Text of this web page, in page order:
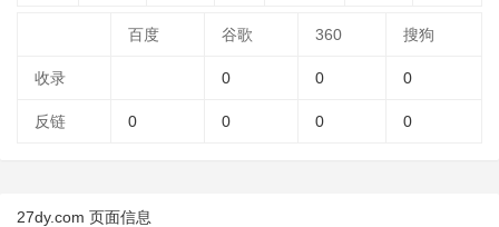
百度 谷歌 360 搜狗
收录 0 0 0
反链 0 0 0 0
27dy.com 页面信息